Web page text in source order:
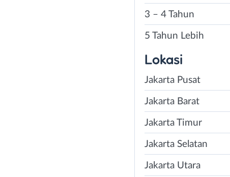
3 – 4 Tahun
5 Tahun Lebih
Lokasi
Jakarta Pusat
Jakarta Barat
Jakarta Timur
Jakarta Selatan
Jakarta Utara